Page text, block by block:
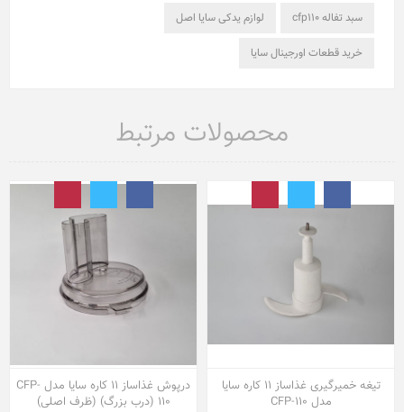
سبد تفاله cfp110 لوازم یدکی سایا اصل
خرید قطعات اورجینال سایا
محصولات مرتبط
تیغه خمیرگیری غذاساز 11 کاره سایا
مدل CFP-110
درپوش غذاساز 11 کاره سایا مدل CFP-
110 (درب بزرگ) (ظرف اصلی)